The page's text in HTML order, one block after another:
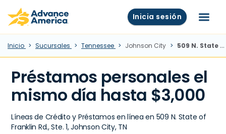
Skip to main content
Advance America home Inicia sesión Menú
Inicio Sucursales Tennessee Johnson City 509 N. State of Franklin Rd., Ste. 1, Johnson City, TN
Préstamos personales el
mismo día hasta $3,000
Líneas de Crédito y Préstamos en línea en 509 N. State of
Franklin Rd., Ste. 1, Johnson City, TN